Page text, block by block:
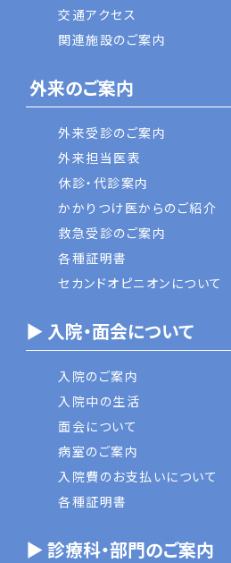
交通アクセス
関連施設のご案内
外来のご案内
外来受診のご案内
外来担当医表
休診・代診案内
かかりつけ医からのご紹介
救急受診のご案内
各種証明書
セカンドオピニオンについて
▶ 入院・面会について
入院のご案内
入院中の生活
面会について
病室のご案内
入院費のお支払いについて
各種証明書
▶ 診療科・部門のご案内